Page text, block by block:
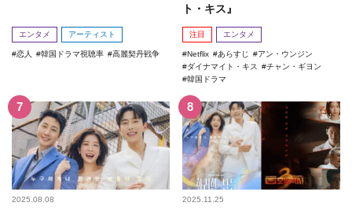
エンタメ アーティスト
恋人 韓国ドラマ視聴率 高麗契丹戦争
ト・キス』
注目 エンタメ
Netflix あらすじ
アン・ウンジン
ダイナマイト・キス
チャン・ギヨン
韓国ドラマ
2025.08.08 2025.11.25